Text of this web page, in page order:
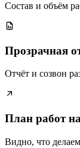
Состав и объём
Прозрачная
Отчёт и созвон
План работ
Видно, что